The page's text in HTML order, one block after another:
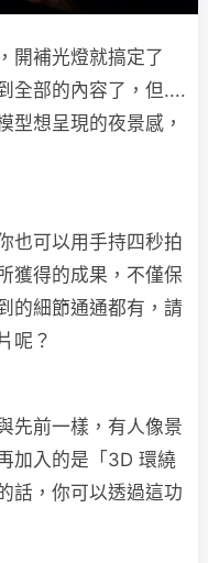
開補光燈就搞定了
全部的內容了，但....
型想呈現的夜景感，
也可以用手持四秒拍
獲得的成果，不僅保
的細節通通都有，請
呢？
先前一樣，有人像景
加入的是「3D 環繞
話，你可以透過這功